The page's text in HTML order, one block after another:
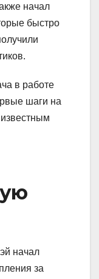
начал
быстро
в работе
шаги на
начал
за